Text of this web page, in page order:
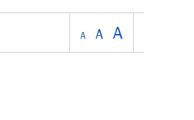
A A A